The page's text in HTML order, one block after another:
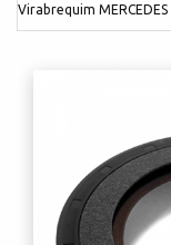
Virabrequim MERCEDES